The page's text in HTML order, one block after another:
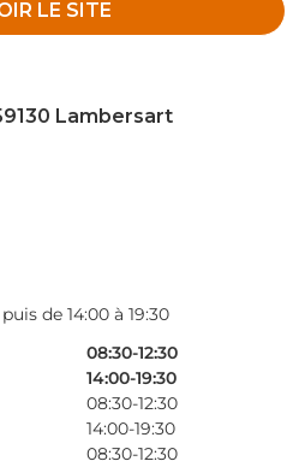
LE SITE
Lambersart
de 14:00 à 19:30
08:30-12:30
14:00-19:30
08:30-12:30
14:00-19:30
08:30-12:30